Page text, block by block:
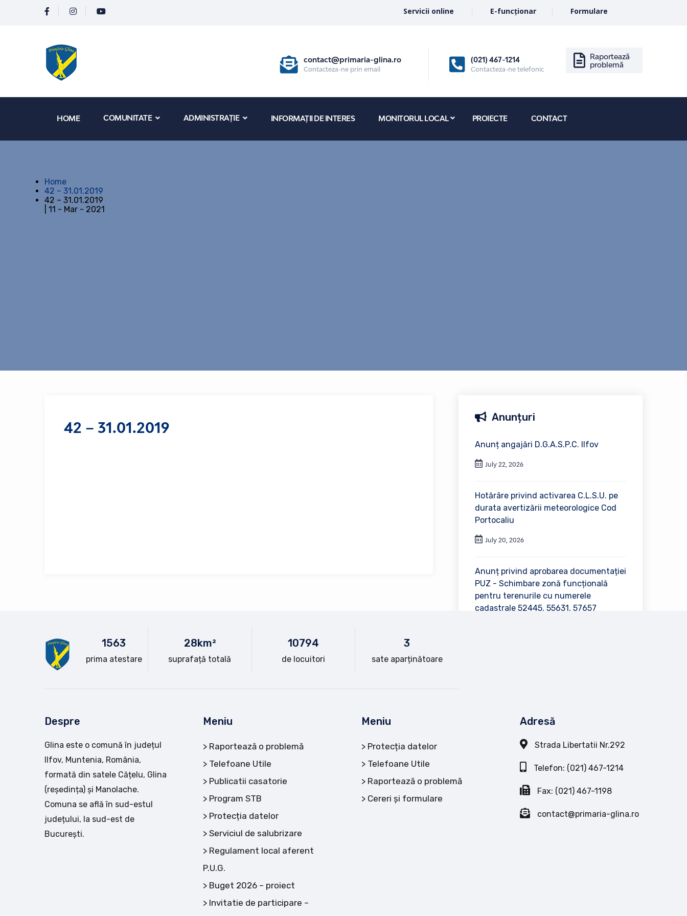
Servicii online E-funcționar Formulare
contact@primaria-glina.ro
Contacteza-ne prin email
(021) 467-1214
Contacteza-ne telefonic
Raportează
problemă
HOME COMUNITATE ADMINISTRAȚIE INFORMAȚII DE INTERES MONITORUL LOCAL PROIECTE CONTACT
Home
42 – 31.01.2019
42 – 31.01.2019
| 11 - Mar - 2021
42 – 31.01.2019
Anunțuri
Anunț angajări D.G.A.S.P.C. Ilfov
July 22, 2026
Hotărâre privind activarea C.L.S.U. pe
durata avertizării meteorologice Cod
Portocaliu
July 20, 2026
Anunț privind aprobarea documentației
PUZ - Schimbare zonă funcțională
pentru terenurile cu numerele
cadastrale 52445, 55631, 57657
1563
prima atestare
28km²
suprafață totală
10794
de locuitori
3
sate aparținătoare
Despre
Glina este o comună în județul
Ilfov, Muntenia, România,
formată din satele Cățelu, Glina
(reședința) și Manolache.
Comuna se află în sud-estul
județului, la sud-est de
București.
Meniu
Raportează o problemă
Telefoane Utile
Publicatii casatorie
Program STB
Protecția datelor
Serviciul de salubrizare
Regulament local aferent
P.U.G.
Buget 2026 – proiect
Invitatie de participare –
Meniu
Protecția datelor
Telefoane Utile
Raportează o problemă
Cereri și formulare
Adresă
Strada Libertatii Nr.292
Telefon: (021) 467-1214
Fax: (021) 467-1198
contact@primaria-glina.ro